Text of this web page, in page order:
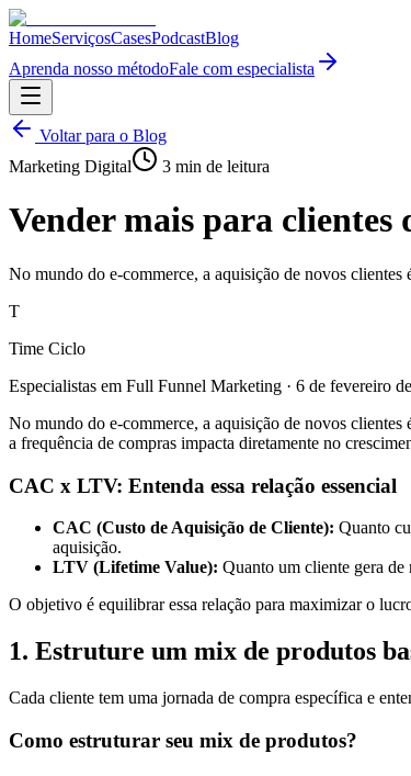
HomeServiçosCasesPodcastBlog
Aprenda nosso métodoFale com especialista
Voltar para o Blog
Marketing Digital
3 min de leitura
Vender mais para
No mundo do e-commerce, a aquisição de novos
T
Time Ciclo
Especialistas em Full Funnel Marketing · 6 de fevereiro
No mundo do e-commerce, a aquisição de novos
a frequência de compras impacta diretamente no
CAC x LTV: Entenda essa relação essencial
CAC (Custo de Aquisição de Cliente): Quanto
aquisição.
LTV (Lifetime Value): Quanto um cliente gera
O objetivo é equilibrar essa relação para maximizar o
1. Estruture um mix de produtos
Cada cliente tem uma jornada de compra específica e
Como estruturar seu mix de produtos?